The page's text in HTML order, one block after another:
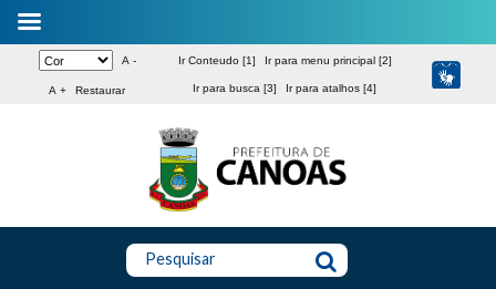
A -
A + Restaurar
Ir Conteudo [1] Ir para menu principal [2]
Ir para busca [3] Ir para atalhos [4]
Pesquisar